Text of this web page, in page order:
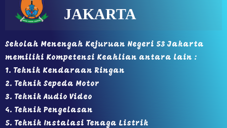
JAKARTA
Sekolah Menengah Kejuruan Negeri 53 Jakarta
memiliki Kompetensi Keahlian antara lain :
1. Teknik Kendaraan Ringan
2. Teknik Sepeda Motor
3. Teknik Audio Video
4. Teknik Pengelasan
5. Teknik Instalasi Tenaga Listrik